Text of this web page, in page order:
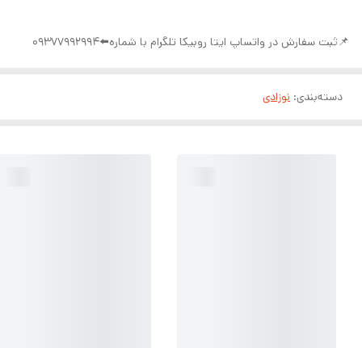
📌ثبت سفارش در واتساپ ایتا روبیکا تلگرام با شماره⬅️09377992994
دسته‌بندی: نوزادی